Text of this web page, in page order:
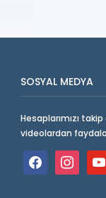
SOSYAL MEDYA
Hesaplarımızı
videolardan
facebookinstagram